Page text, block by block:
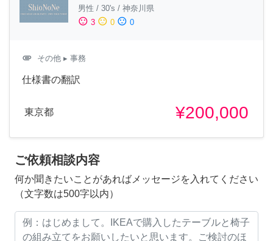
男性 / 30's / 神奈川県
sentiment_satisfied 3 sentiment_neutral 0 sentiment_dissatisfied 0
attachment その他 ▸ 事務
仕様書の翻訳
東京都 ¥200,000
ご依頼相談内容
何か聞きたいことがあればメッセージを入れてください
（文字数は500字以内）